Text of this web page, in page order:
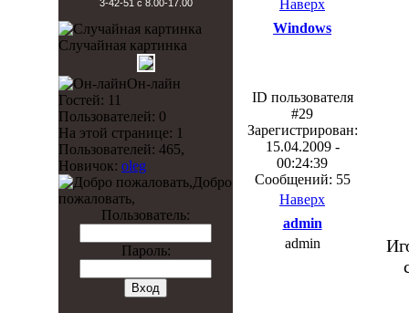
3-42-51 с 8.00-17.00
Случайная картинка
Он-лайн
Гостей: 11
Пользователей: 0
На этой странице: 1
Пользователей: 465,
Новичок: oleg
Добро
пожаловать,
Пользователь:
Пароль:
Наверх
Windows
ID пользователя
#29
Зарегистрирован:
15.04.2009 -
00:24:39
Сообщений: 55
Наверх
admin
admin